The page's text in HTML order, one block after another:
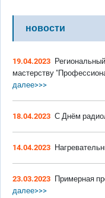
новости
19.04.2023
мастерству
далее>>>
18.04.2023 С Днём
14.04.2023
23.03.2023 Примерная
далее>>>